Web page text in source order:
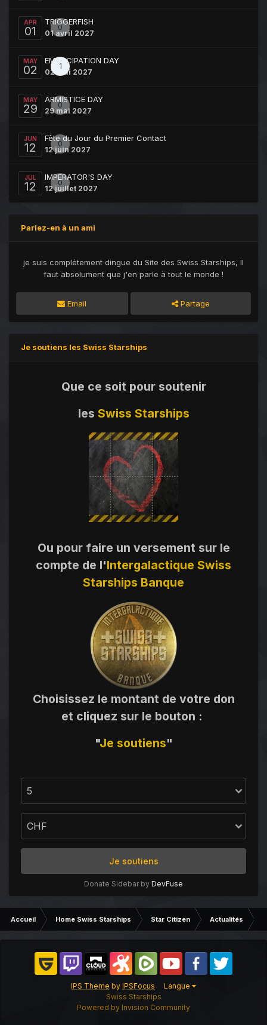
APR
01 0
TRIGGERFISH
01 avril 2027
MAY
02 1
EMANCIPATION DAY
02 mai 2027
MAY
29 0
ARMISTICE DAY
29 mai 2027
JUN
12 0
Fête du Jour du Premier Contact
12 juin 2027
JUL
12 0
IMPERATOR'S DAY
12 juillet 2027
Parlez-en à un ami
je suis complètement dingue du Site des Swiss Starships, Il
faut absolument que j'en parle à tout le monde !
Email Partage
Je soutiens les Swiss Starships
Que ce soit pour soutenir
les Swiss Starships
Ou pour faire un versement sur le
compte de l'Intergalactique Swiss
Starships Banque
Choisissez le montant de votre don
et cliquez sur le bouton :
"Je soutiens"
Je soutiens
Donate Sidebar by DevFuse
Accueil Home Swiss Starships Star Citizen Actualités
IPS Theme by IPSFocus
Langue
Swiss Starships
Powered by Invision Community